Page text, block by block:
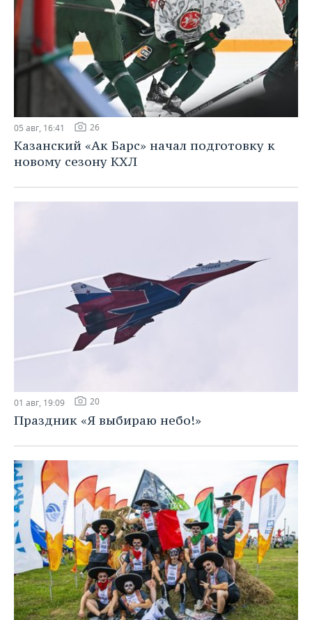
05 авг, 16:41 26
Казанский «Ак Барс» начал подготовку к
новому сезону КХЛ
01 авг, 19:09 20
Праздник «Я выбираю небо!»